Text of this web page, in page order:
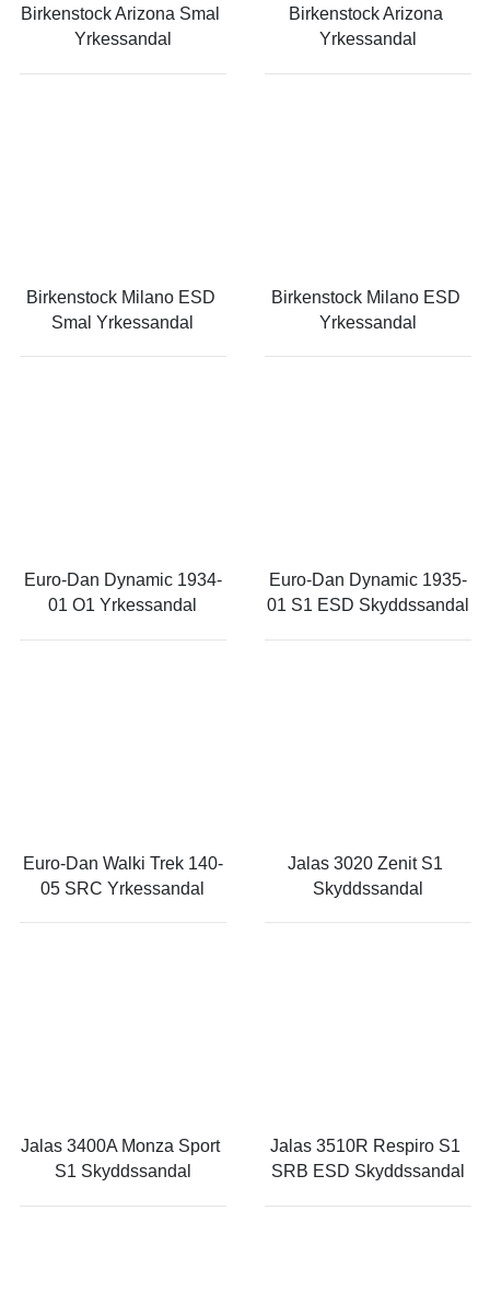
Birkenstock Arizona Smal
Yrkessandal
Birkenstock Arizona
Yrkessandal
Birkenstock Milano ESD
Smal Yrkessandal
Birkenstock Milano ESD
Yrkessandal
Euro-Dan Dynamic 1934-
01 O1 Yrkessandal
Euro-Dan Dynamic 1935-
01 S1 ESD Skyddssandal
Euro-Dan Walki Trek 140-
05 SRC Yrkessandal
Jalas 3020 Zenit S1
Skyddssandal
Jalas 3400A Monza Sport
S1 Skyddssandal
Jalas 3510R Respiro S1
SRB ESD Skyddssandal